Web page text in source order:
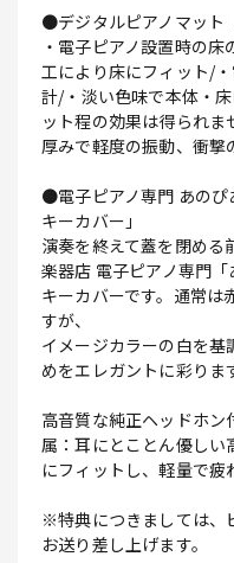
●デジタルピアノマット
・電子ピアノ設置時の
工により床にフィット/
計/・淡い色味で本体・
ット程の効果は得られ
厚みで軽度の振動、衝撃
●電子ピアノ専門 あのぴ
キーカバー」
演奏を終えて蓋を閉める
楽器店 電子ピアノ専門
キーカバーです。通常は
すが、
イメージカラーの白を
めをエレガントに彩りま
高音質な純正ヘッドホ
属：耳にとことん優しい
にフィットし、軽量で疲
※特典につきましては、
お送り差し上げます。